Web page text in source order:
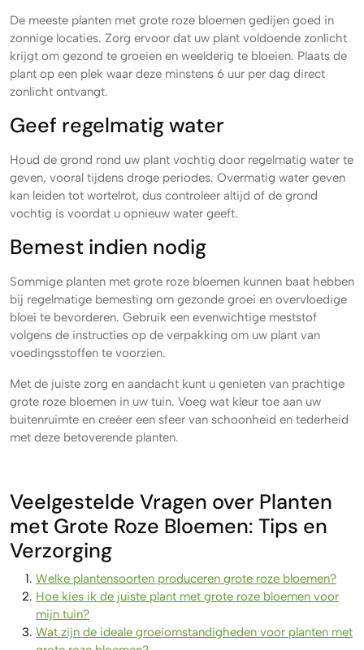
De meeste planten met grote roze bloemen gedijen goed in
zonnige locaties. Zorg ervoor dat uw plant voldoende zonlicht
krijgt om gezond te groeien en weelderig te bloeien. Plaats de
plant op een plek waar deze minstens 6 uur per dag direct
zonlicht ontvangt.
Geef regelmatig water
Houd de grond rond uw plant vochtig door regelmatig water te
geven, vooral tijdens droge periodes. Overmatig water geven
kan leiden tot wortelrot, dus controleer altijd of de grond
vochtig is voordat u opnieuw water geeft.
Bemest indien nodig
Sommige planten met grote roze bloemen kunnen baat hebben
bij regelmatige bemesting om gezonde groei en overvloedige
bloei te bevorderen. Gebruik een evenwichtige meststof
volgens de instructies op de verpakking om uw plant van
voedingsstoffen te voorzien.
Met de juiste zorg en aandacht kunt u genieten van prachtige
grote roze bloemen in uw tuin. Voeg wat kleur toe aan uw
buitenruimte en creëer een sfeer van schoonheid en tederheid
met deze betoverende planten.
Veelgestelde Vragen over Planten
met Grote Roze Bloemen: Tips en
Verzorging
Welke plantensoorten produceren grote roze bloemen?
Hoe kies ik de juiste plant met grote roze bloemen voor
mijn tuin?
Wat zijn de ideale groeiomstandigheden voor planten met